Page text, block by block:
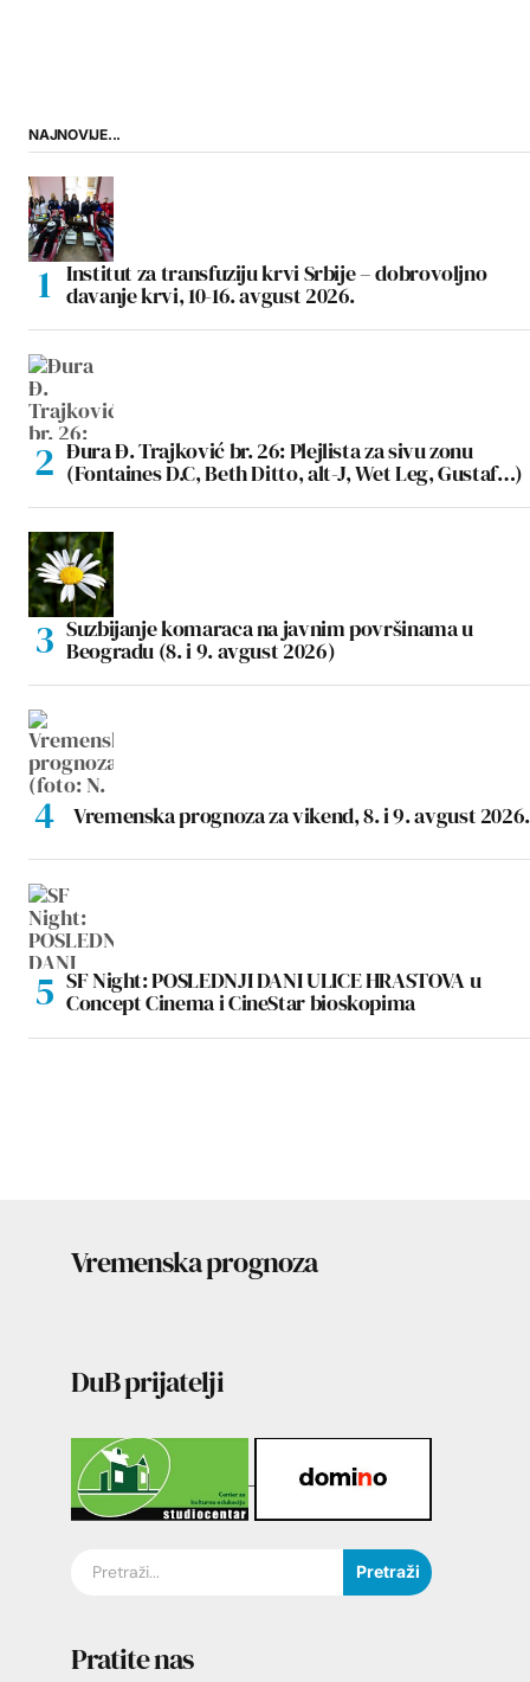
NAJNOVIJE...
Institut za transfuziju krvi Srbije – dobrovoljno
davanje krvi, 10-16. avgust 2026.
Đura Đ. Trajković br. 26: Plejlista za sivu zonu
(Fontaines D.C, Beth Ditto, alt-J, Wet Leg, Gustaf…)
Suzbijanje komaraca na javnim površinama u
Beogradu (8. i 9. avgust 2026)
Vremenska prognoza za vikend, 8. i 9. avgust 2026.
SF Night: POSLEDNJI DANI ULICE HRASTOVA u
Concept Cinema i CineStar bioskopima
Vremenska prognoza
DuB prijatelji
Pretraži
Pratite nas